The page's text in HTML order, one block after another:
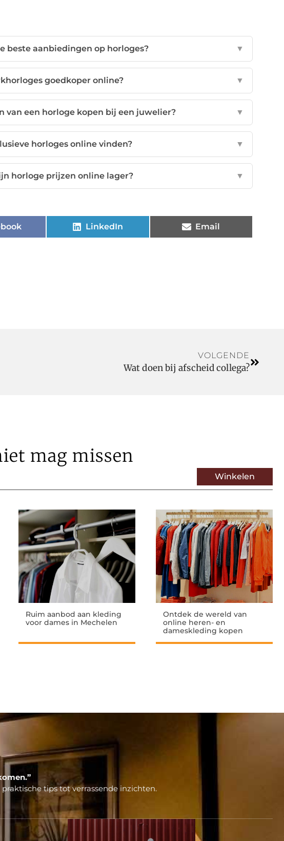
beste aanbiedingen op horloges? ▼
goedkoper online? ▼
van een horloge kopen bij een juwelier? ▼
horloges online vinden? ▼
horloge prijzen online lager? ▼
LinkedIn Email
VOLGENDE
Wat doen bij afscheid collega?
mag missen
Winkelen
Ruim aanbod aan kleding
voor dames in Mechelen
Ontdek de wereld van
online heren- en
dameskleding kopen
tips tot verrassende inzichten.